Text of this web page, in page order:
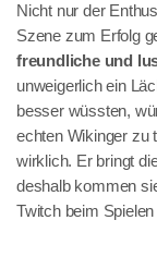
Nicht nur der
Szene zum Erfolg
freundliche und
unweigerlich ein
besser wüssten,
echten Wikinger zu
wirklich. Er bringt
deshalb kommen
Twitch beim